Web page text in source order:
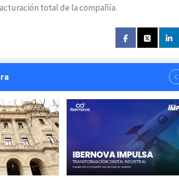
total de la compañía.